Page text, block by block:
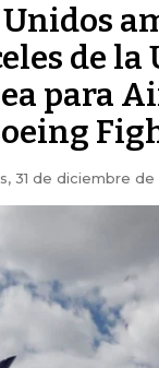
Unidos
de la
para
31 de diciembre